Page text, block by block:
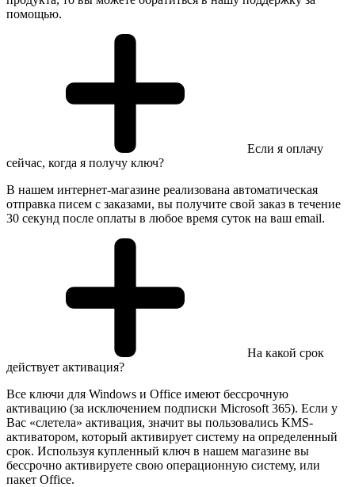
помощью.
Если я оплачу
сейчас, когда я получу ключ?
В нашем интернет-магазине реализована автоматическая
отправка писем с заказами, вы получите свой заказ в течение
30 секунд после оплаты в любое время суток на ваш email.
На какой срок
действует активация?
Все ключи для Windows и Office имеют бессрочную
активацию (за исключением подписки Microsoft 365). Если у
Вас «слетела» активация, значит вы пользовались KMS-
активатором, который активирует систему на определенный
срок. Используя купленный ключ в нашем магазине вы
бессрочно активируете свою операционную систему, или
пакет Office.